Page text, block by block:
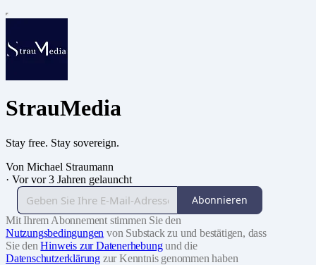
StrauMedia
Stay free. Stay sovereign.
Von Michael Straumann
· Vor vor 3 Jahren gelauncht
Abonnieren
Mit Ihrem Abonnement stimmen Sie den
Nutzungsbedingungen von Substack zu und bestätigen, dass
Sie denHinweis zur Datenerhebungund die
Datenschutzerklärung zur Kenntnis genommen haben